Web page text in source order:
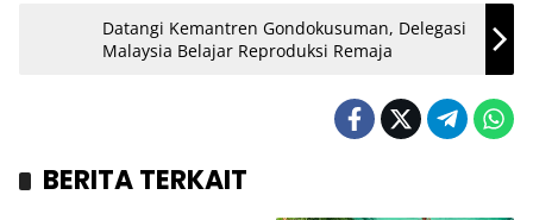
Datangi Kemantren Gondokusuman, Delegasi
Malaysia Belajar Reproduksi Remaja
BERITA TERKAIT
Headline